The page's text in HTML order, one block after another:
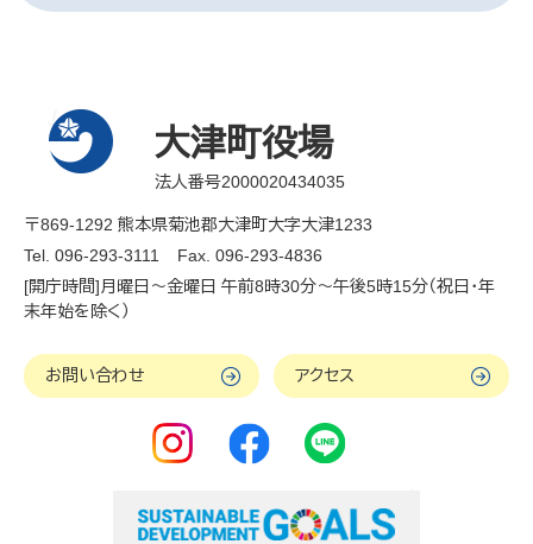
大津町役場
法人番号2000020434035
〒869-1292 熊本県菊池郡大津町大字大津1233
Tel. 096-293-3111
Fax. 096-293-4836
[開庁時間]月曜日～金曜日 午前8時30分～午後5時15分（祝日・年
末年始を除く）
お問い合わせ アクセス